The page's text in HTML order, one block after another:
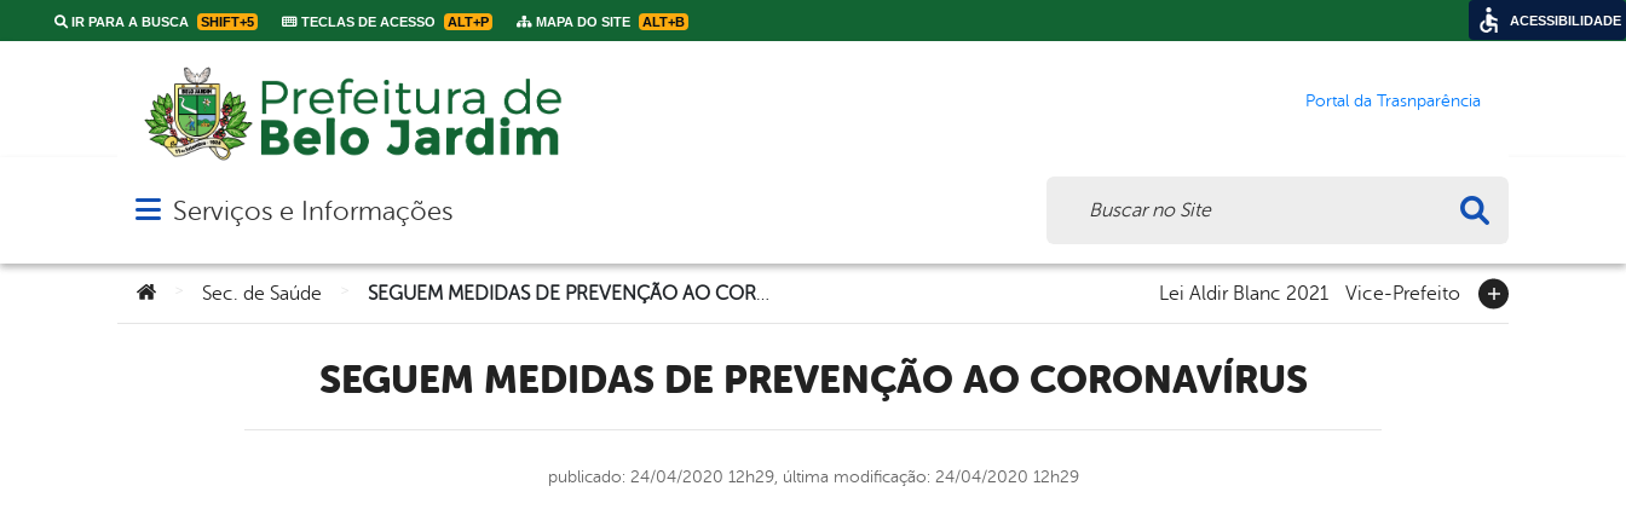
IR PARA A BUSCA SHIFT+5 TECLAS DE ACESSO ALT+P MAPA DO SITE ALT+B
Portal da Trasnparência
Abrir menu principal de navegação
Serviços e Informações
Você está aqui:Sec. de Saúde Lei Aldir Blanc 2021 Vice-Prefeito
SEGUEM MEDIDAS DE PREVENÇÃO AO CORONAVÍRUS
publicado: 24/04/2020 12h29, última modificação: 24/04/2020 12h29
ACESSIBILIDADE